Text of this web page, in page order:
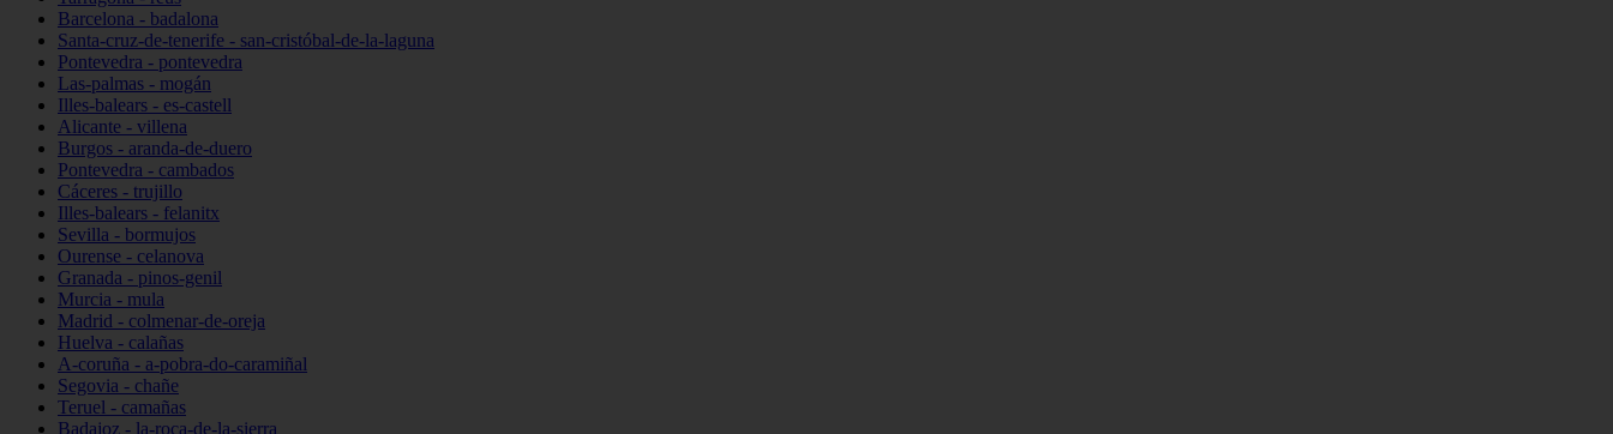
Barcelona - badalona
Santa-cruz-de-tenerife - san-cristóbal-de-la-laguna
Pontevedra - pontevedra
Las-palmas - mogán
Illes-balears - es-castell
Alicante - villena
Burgos - aranda-de-duero
Pontevedra - cambados
Cáceres - trujillo
Illes-balears - felanitx
Sevilla - bormujos
Ourense - celanova
Granada - pinos-genil
Murcia - mula
Madrid - colmenar-de-oreja
Huelva - calañas
A-coruña - a-pobra-do-caramiñal
Segovia - chañe
Teruel - camañas
Badajoz - la-roca-de-la-sierra